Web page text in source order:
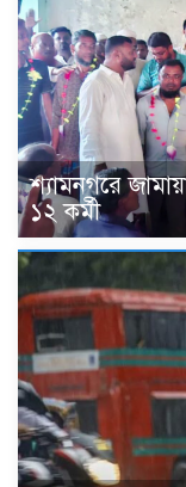
শ্যামনগরে
১২ কর্মী